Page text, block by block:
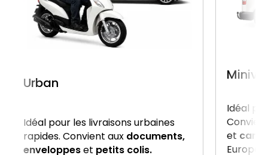
Urban
Idéal pour les livraisons urbaines
rapides. Convient aux documents,
enveloppeset petits colis.
Idéal
et
Europe,